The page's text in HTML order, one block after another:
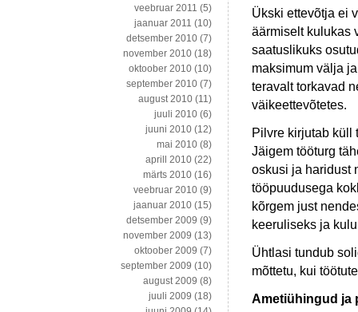
Ükski ettevõtja ei
äärmiselt kulukas
saatuslikuks
maksimum välja
teravalt torkavad
väikeettevõtetes.
Pilvre kirjutab küll
Jäigem tööturg
oskusi ja haridust
tööpuudusega
kõrgem just
keeruliseks ja
Ühtlasi tundub
mõttetu, kui
Ametiühingud ja
veebruar 2011 (5)
jaanuar 2011 (10)
detsember 2010 (7)
november 2010 (18)
oktoober 2010 (10)
september 2010 (7)
august 2010 (11)
juuli 2010 (6)
juuni 2010 (12)
mai 2010 (8)
aprill 2010 (22)
märts 2010 (16)
veebruar 2010 (9)
jaanuar 2010 (15)
detsember 2009 (9)
november 2009 (13)
oktoober 2009 (7)
september 2009 (10)
august 2009 (8)
juuli 2009 (18)